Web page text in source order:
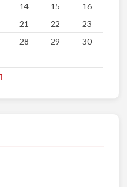
14 15
16
21 22
23
28 29
30